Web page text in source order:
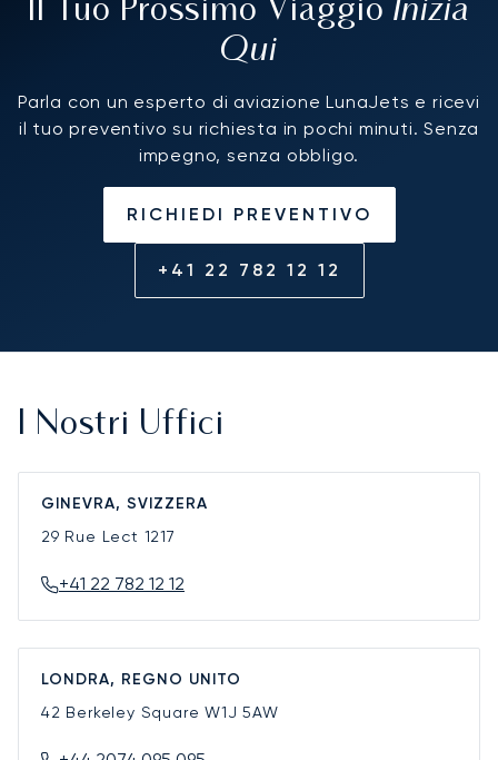
Il Tuo Prossimo Viaggio Inizia
Qui
Parla con un esperto di aviazione LunaJets e ricevi
il tuo preventivo su richiesta in pochi minuti. Senza
impegno, senza obbligo.
RICHIEDI PREVENTIVO
+41 22 782 12 12
I Nostri Uffici
GINEVRA, SVIZZERA
29 Rue Lect 1217
+41 22 782 12 12
LONDRA, REGNO UNITO
42 Berkeley SquareW1J 5AW